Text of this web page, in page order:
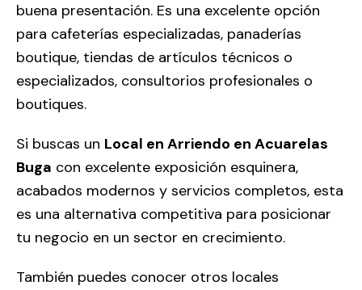
buena presentación. Es una excelente opción
para cafeterías especializadas, panaderías
boutique, tiendas de artículos técnicos o
especializados, consultorios profesionales o
boutiques.
Si buscas un Local en Arriendo en Acuarelas
Buga con excelente exposición esquinera,
acabados modernos y servicios completos, esta
es una alternativa competitiva para posicionar
tu negocio en un sector en crecimiento.
También puedes conocer otros locales